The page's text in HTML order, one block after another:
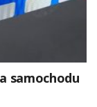
samochodu